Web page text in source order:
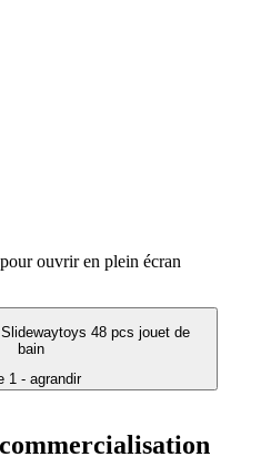
ouvrir en plein écran
1 - agrandir